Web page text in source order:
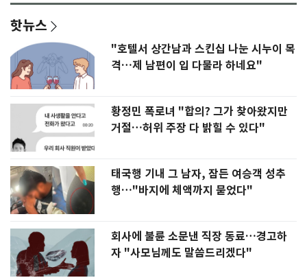
핫뉴스
"호텔서 상간남과 스킨십 나눈 시누이 목
격…제 남편이 입 다물라 하네요"
황정민 폭로녀 "합의? 그가 찾아왔지만
거절…허위 주장 다 밝힐 수 있다"
태국행 기내 그 남자, 잠든 여승객 성추
행…"바지에 체액까지 묻었다"
회사에 불륜 소문낸 직장 동료…경고하
자 "사모님께도 말씀드리겠다"